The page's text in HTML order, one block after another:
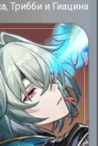
Трибби и Гиацина